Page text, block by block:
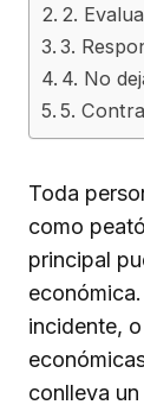
2.
3.
4. No
5.
Toda
como
principal
incidente,
conlleva